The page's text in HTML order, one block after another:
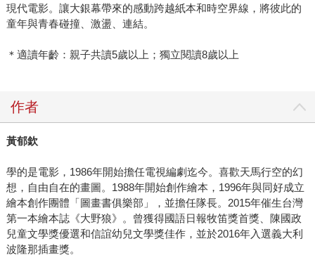
現代電影。讓大銀幕帶來的感動跨越紙本和時空界線，將彼此的
童年與青春碰撞、激盪、連結。
＊適讀年齡：親子共讀5歲以上；獨立閱讀8歲以上
作者
黃郁欽
學的是電影，1986年開始擔任電視編劇迄今。喜歡天馬行空的幻
想，自由自在的畫圖。1988年開始創作繪本，1996年與同好成立
繪本創作團體「圖畫書俱樂部」，並擔任隊長。2015年催生台灣
第一本繪本誌《大野狼》。曾獲得國語日報牧笛獎首獎、陳國政
兒童文學獎優選和信誼幼兒文學獎佳作，並於2016年入選義大利
波隆那插畫獎。